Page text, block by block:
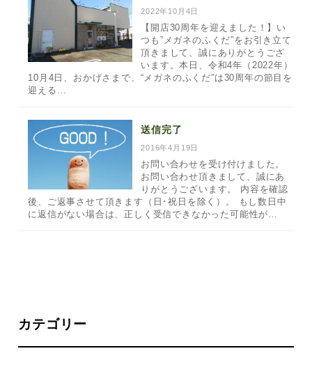
2022年10月4日
【開店30周年を迎えました！】い
つも”メガネのふくだ”をお引き立て
頂きまして、誠にありがとうござ
います。本日、令和4年（2022年）
10月4日、おかげさまで、“メガネのふくだ”は30周年の節目を
迎える…
送信完了
2016年4月19日
お問い合わせを受け付けました。
お問い合わせ頂きまして、誠にあ
りがとうございます。 内容を確認
後、ご返事させて頂きます（日･祝日を除く）。 もし数日中
に返信がない場合は、正しく受信できなかった可能性が…
カテゴリー